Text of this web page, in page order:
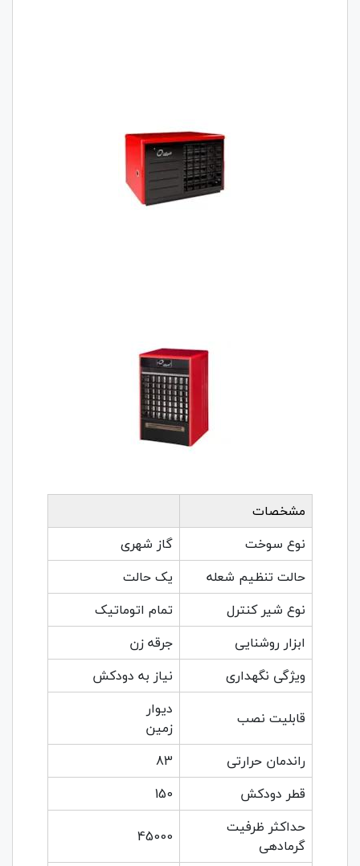
مشخصات
نوع سوخت
گاز شهری
حالت تنظیم شعله
یک حالت
نوع شیر کنترل
تمام اتوماتیک
ابزار روشنایی
جرقه زن
ویژگی نگهداری
نیاز به دودکش
قابلیت نصب
دیوار
زمین
راندمان حرارتی
83
قطر دودکش
150
حداکثر ظرفیت
گرمادهی
45000